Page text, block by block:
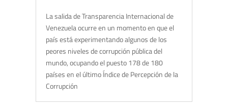
La salida de Transparencia Internacional de
Venezuela ocurre en un momento en que el
país está experimentando algunos de los
peores niveles de corrupción pública del
mundo, ocupando el puesto 178 de 180
países en el último Índice de Percepción de la
Corrupción